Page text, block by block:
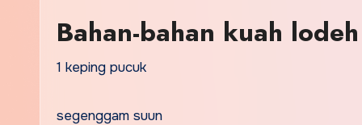
Bahan-bahan kuah
1 keping pucuk
segenggam suun